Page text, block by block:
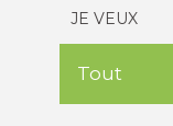
JE VEUX